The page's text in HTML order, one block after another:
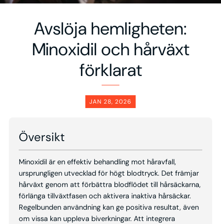
Avslöja hemligheten:
Minoxidil och hårväxt
förklarat
JAN 28, 2026
Översikt
Minoxidil är en effektiv behandling mot håravfall,
ursprungligen utvecklad för högt blodtryck. Det främjar
hårväxt genom att förbättra blodflödet till hårsäckarna,
förlänga tillväxtfasen och aktivera inaktiva hårsäckar.
Regelbunden användning kan ge positiva resultat, även
om vissa kan uppleva biverkningar. Att integrera